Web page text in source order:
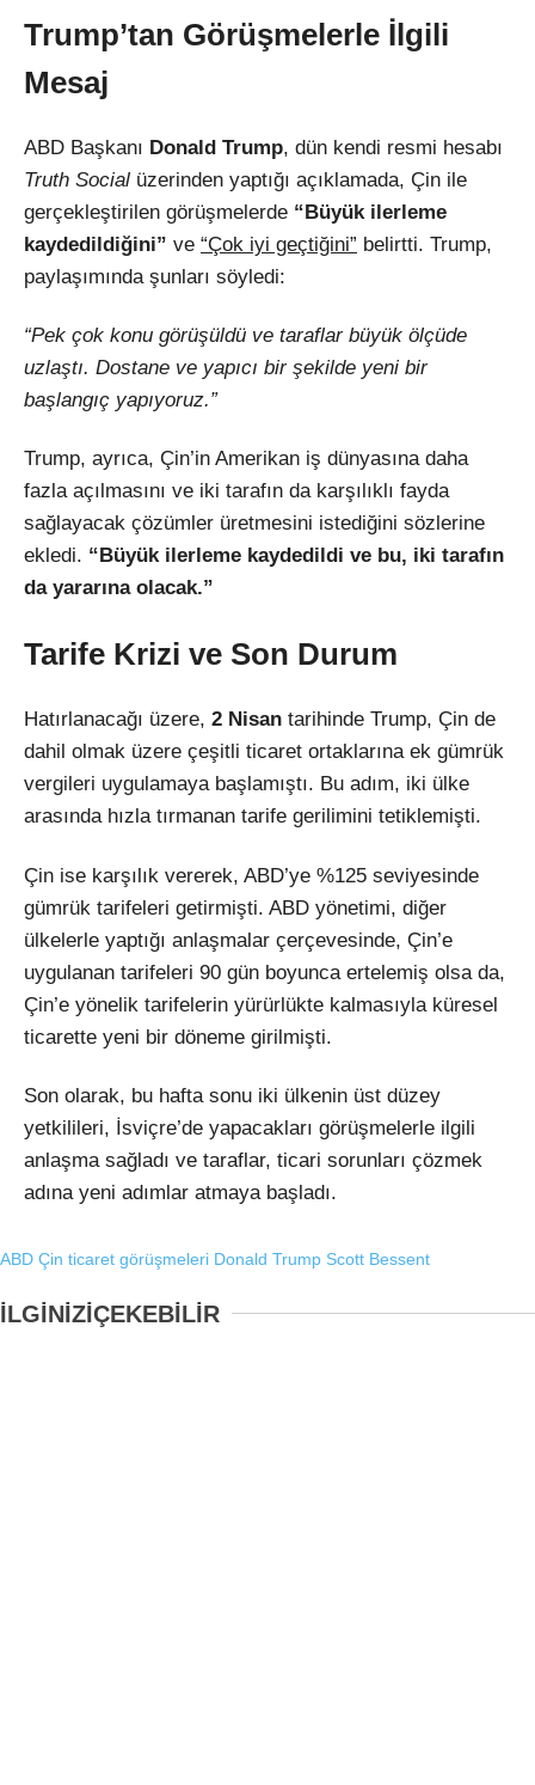
Trump’tan Görüşmelerle İlgili
Mesaj
ABD Başkanı Donald Trump, dün kendi resmi hesabı
Truth Social üzerinden yaptığı açıklamada, Çin ile
gerçekleştirilen görüşmelerde “Büyük ilerleme
kaydedildiğini” ve “Çok iyi geçtiğini” belirtti. Trump,
paylaşımında şunları söyledi:
“Pek çok konu görüşüldü ve taraflar büyük ölçüde
uzlaştı. Dostane ve yapıcı bir şekilde yeni bir
başlangıç yapıyoruz.”
Trump, ayrıca, Çin’in Amerikan iş dünyasına daha
fazla açılmasını ve iki tarafın da karşılıklı fayda
sağlayacak çözümler üretmesini istediğini sözlerine
ekledi. “Büyük ilerleme kaydedildi ve bu, iki tarafın
da yararına olacak.”
Tarife Krizi ve Son Durum
Hatırlanacağı üzere, 2 Nisan tarihinde Trump, Çin de
dahil olmak üzere çeşitli ticaret ortaklarına ek gümrük
vergileri uygulamaya başlamıştı. Bu adım, iki ülke
arasında hızla tırmanan tarife gerilimini tetiklemişti.
Çin ise karşılık vererek, ABD’ye %125 seviyesinde
gümrük tarifeleri getirmişti. ABD yönetimi, diğer
ülkelerle yaptığı anlaşmalar çerçevesinde, Çin’e
uygulanan tarifeleri 90 gün boyunca ertelemiş olsa da,
Çin’e yönelik tarifelerin yürürlükte kalmasıyla küresel
ticarette yeni bir döneme girilmişti.
Son olarak, bu hafta sonu iki ülkenin üst düzey
yetkilileri, İsviçre’de yapacakları görüşmelerle ilgili
anlaşma sağladı ve taraflar, ticari sorunları çözmek
adına yeni adımlar atmaya başladı.
ABD Çin ticaret görüşmeleri Donald Trump Scott Bessent
İLGİNİZİÇEKEBİLİR